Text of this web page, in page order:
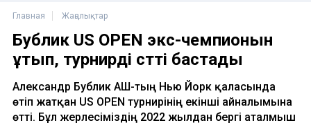
Главная Жаңалықтар
Бублик US OPEN экс-чемпионын
ұтып, турнирді сәтті бастады
Александр Бублик АҚШ-тың Нью Йорк қаласында
өтіп жатқан US OPEN турнирінің екінші айналымына
өтті. Бұл жерлесіміздің 2022 жылдан бергі аталмыш